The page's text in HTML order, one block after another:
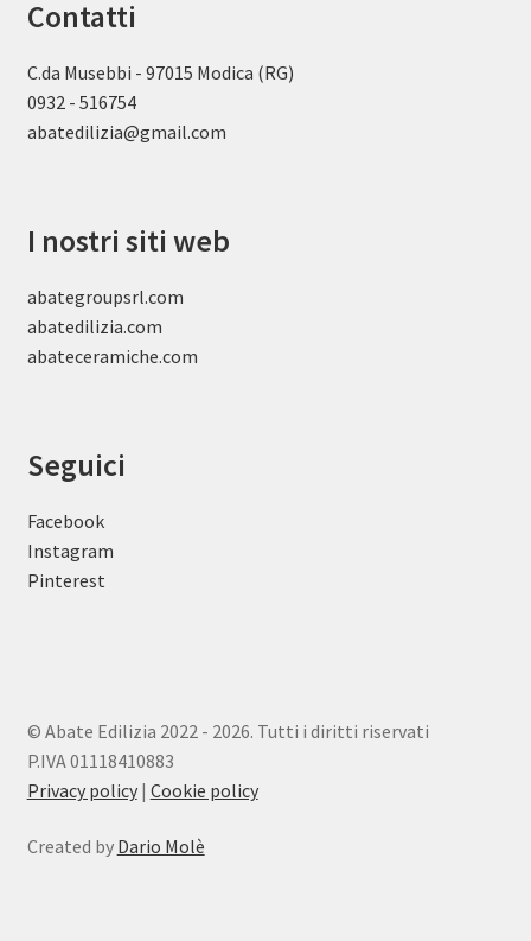
Contatti
C.da Musebbi - 97015 Modica (RG)
0932 - 516754
abatedilizia@gmail.com
I nostri siti web
abategroupsrl.com
abatedilizia.com
abateceramiche.com
Seguici
Facebook
Instagram
Pinterest
© Abate Edilizia 2022 - 2026. Tutti i diritti riservati
P.IVA 01118410883
Privacy policy| Cookie policy
Created by Dario Molè